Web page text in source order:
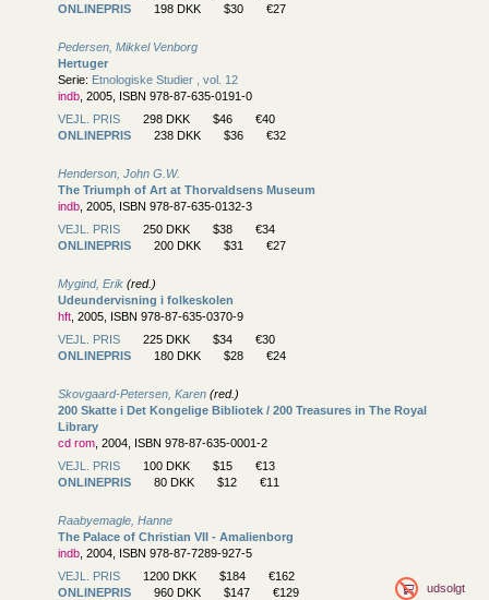
ONLINEPRIS
198 DKK $30 €27
Pedersen, Mikkel Venborg
Hertuger
Serie: Etnologiske Studier , vol. 12
indb , 2005, ISBN 978-87-635-0191-0
VEJL. PRIS
298 DKK $46
€40
ONLINEPRIS
238 DKK $36 €32
Henderson, John G.W.
The Triumph of Art at Thorvaldsens Museum
indb , 2005, ISBN 978-87-635-0132-3
VEJL. PRIS
250 DKK $38
€34
ONLINEPRIS
200 DKK $31 €27
Mygind, Erik (red.)
Udeundervisning i folkeskolen
hft , 2005, ISBN 978-87-635-0370-9
VEJL. PRIS
225 DKK $34
€30
ONLINEPRIS
180 DKK $28 €24
Skovgaard-Petersen, Karen (red.)
200 Skatte i Det Kongelige Bibliotek / 200 Treasures in The Royal
Library
cd rom , 2004, ISBN 978-87-635-0001-2
VEJL. PRIS
100 DKK $15
€13
ONLINEPRIS
80 DKK $12 €11
Raabyemagle, Hanne
The Palace of Christian VII - Amalienborg
indb , 2004, ISBN 978-87-7289-927-5
VEJL. PRIS
1200 DKK $184
€162
ONLINEPRIS
960 DKK $147 €129 udsolgt